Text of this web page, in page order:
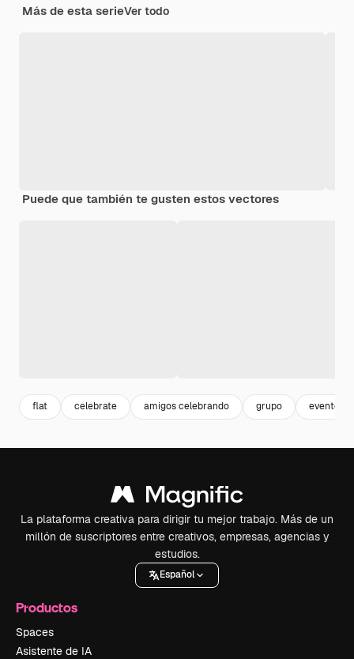
Más de esta serieVer todo
Puede que también te gusten estos vectores
flat celebrate amigos celebrando grupo evento
La plataforma creativa para dirigir tu mejor trabajo. Más de un
millón de suscriptores entre creativos, empresas, agencias y
estudios.
Español
Productos
Spaces
Asistente de IA